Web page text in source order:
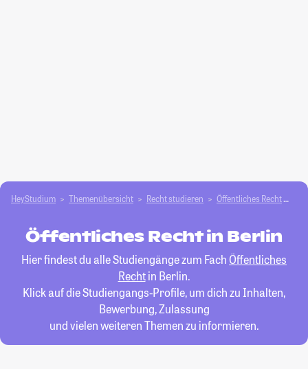
HeyStudium Themenübersicht Recht studieren Öffentliches Recht
Öffentliches Recht in Berlin
Hier findest du alle Studiengänge zum Fach Öffentliches
Rechtin Berlin.
Klick auf die Studiengangs-Profile, um dich zu Inhalten,
Bewerbung, Zulassung
und vielen weiteren Themen zu informieren.